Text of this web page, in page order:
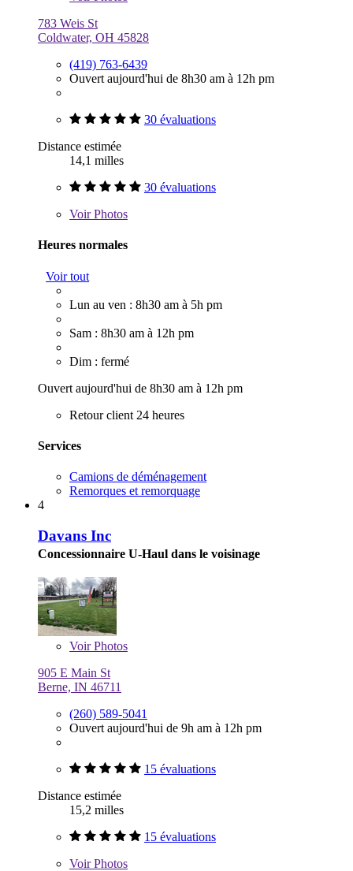
783 Weis St
Coldwater, OH 45828
(419) 763-6439
Ouvert aujourd'hui de 8h30 am à 12h pm
30 évaluations
Distance estimée
14,1 milles
30 évaluations
VoirPhotos
Heures normales
Voir tout
Lun au ven : 8h30 am à 5h pm
Sam : 8h30 am à 12h pm
Dim : fermé
Ouvert aujourd'hui de 8h30 am à 12h pm
Retour client 24 heures
Services
Camions de déménagement
Remorques et remorquage
4
Davans Inc
Concessionnaire U-Haul dans le voisinage
VoirPhotos
905 E Main St
Berne, IN 46711
(260) 589-5041
Ouvert aujourd'hui de 9h am à 12h pm
15 évaluations
Distance estimée
15,2 milles
15 évaluations
VoirPhotos